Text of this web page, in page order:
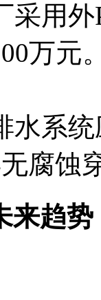
采用
万元
水系
腐蚀
来趋势